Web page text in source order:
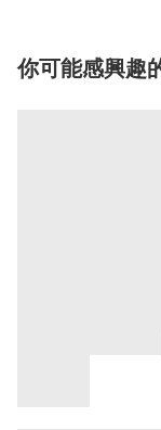
你可能感興趣